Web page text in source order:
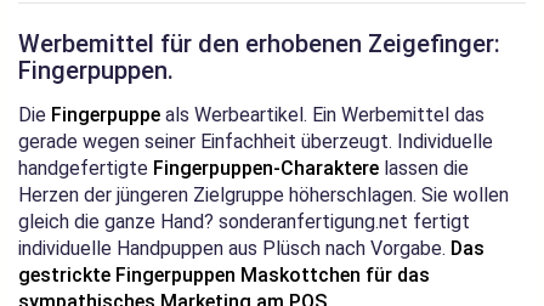
Werbemittel für den erhobenen Zeigefinger:
Fingerpuppen.
Die Fingerpuppe als Werbeartikel. Ein Werbemittel das
gerade wegen seiner Einfachheit überzeugt. Individuelle
handgefertigte Fingerpuppen-Charaktere lassen die
Herzen der jüngeren Zielgruppe höherschlagen. Sie wollen
gleich die ganze Hand? sonderanfertigung.net fertigt
individuelle Handpuppen aus Plüsch nach Vorgabe. Das
gestrickte Fingerpuppen Maskottchen für das